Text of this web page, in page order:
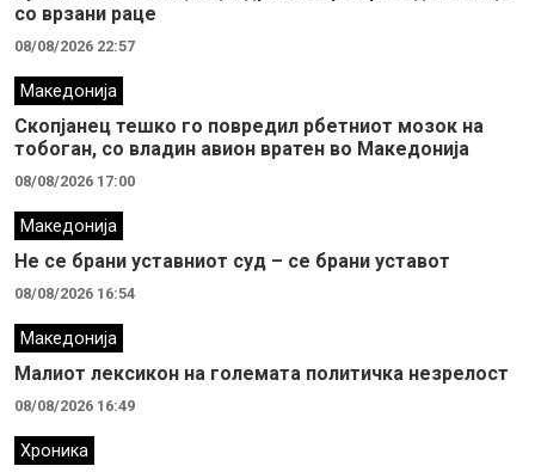
со врзани раце
08/08/2026 22:57
Македонија
Скопјанец тешко го повредил рбетниот мозок на
тобоган, со владин авион вратен во Македонија
08/08/2026 17:00
Македонија
Не се брани уставниот суд – се брани уставот
08/08/2026 16:54
Македонија
Малиот лексикон на големата политичка незрелост
08/08/2026 16:49
Хроника